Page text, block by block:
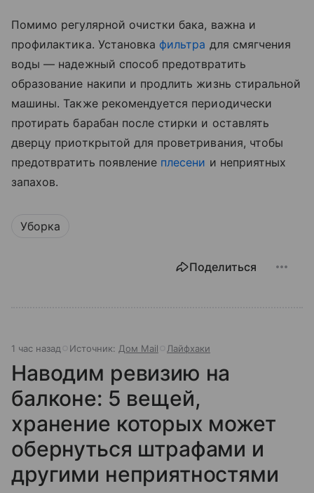
Помимо регулярной очистки бака, важна и
профилактика. Установка фильтра для смягчения
воды — надежный способ предотвратить
образование накипи и продлить жизнь стиральной
машины. Также рекомендуется периодически
протирать барабан после стирки и оставлять
дверцу приоткрытой для проветривания, чтобы
предотвратить появление плесени и неприятных
запахов.
Уборка
Поделиться
1 час назад Источник: Дом Mail Лайфхаки
Наводим ревизию на
балконе: 5 вещей,
хранение которых может
обернуться штрафами и
другими неприятностями